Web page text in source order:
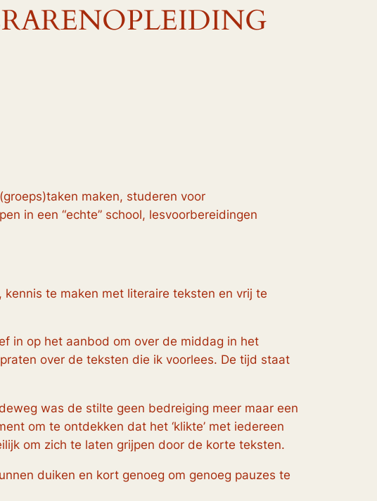
maken, studeren voor
in een “echte” school, lesvoorbereidingen
te maken met literaire teksten en vrij te
in op het aanbod om over de middag in het
over de teksten die ik voorlees. De tijd staat
was de stilte geen bedreiging meer maar een
om te ontdekken dat het ‘klikte’ met iedereen
om zich te laten grijpen door de korte teksten.
duiken en kort genoeg om genoeg pauzes te